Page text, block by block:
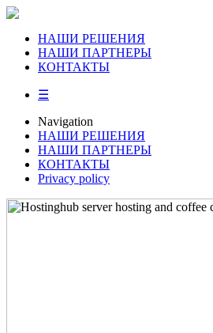
НАШИ РЕШЕНИЯ
НАШИ ПАРТНЕРЫ
КОНТАКТЫ
☰
Navigation
НАШИ РЕШЕНИЯ
НАШИ ПАРТНЕРЫ
КОНТАКТЫ
Privacy policy